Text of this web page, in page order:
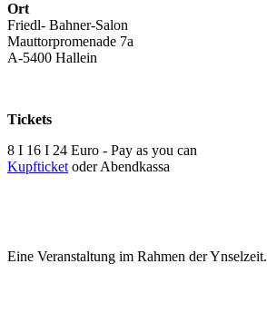
Ort
Friedl- Bahner-Salon
Mauttorpromenade 7a
A-5400 Hallein
Tickets
8 I 16 I 24 Euro - Pay as you can
Kupfticketoder Abendkassa
Eine Veranstaltung im Rahmen der Ynselzeit.